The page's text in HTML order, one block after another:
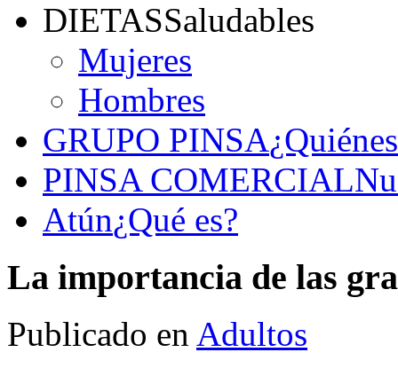
DIETASSaludables
Mujeres
Hombres
GRUPO PINSA
PINSA COMERCIAL
Atún¿Qué es?
La importancia de las
Publicado en Adultos